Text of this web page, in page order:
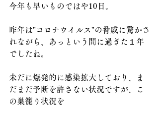
今年も早いものではや10日。
昨年は"コロナウイルス"の脅威に驚かさ
れながら、あっという間に過ぎた１年
でしたね。
未だに爆発的に感染拡大しており、ま
だまだ予断を許さない状況ですが、こ
の巣籠り状況を